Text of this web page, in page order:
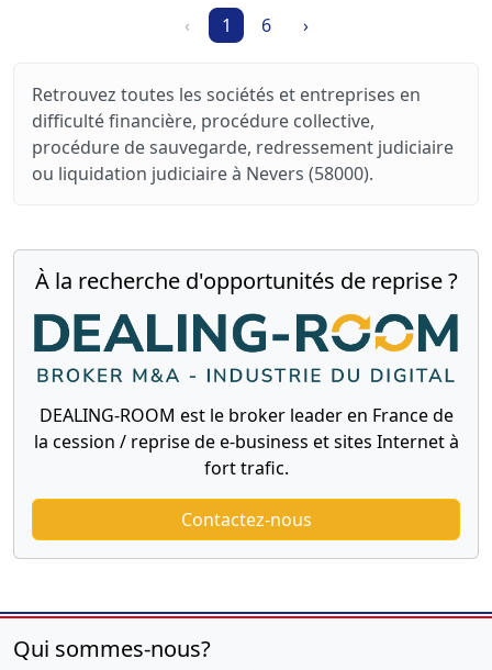
‹ 1 6 ›
Retrouvez toutes les sociétés et entreprises en
difficulté financière, procédure collective,
procédure de sauvegarde, redressement judiciaire
ou liquidation judiciaire à Nevers (58000).
À la recherche d'opportunités de reprise ?
DEALING-ROOM est le broker leader en France de
la cession / reprise de e-business et sites Internet à
fort trafic.
Contactez-nous
Qui sommes-nous?